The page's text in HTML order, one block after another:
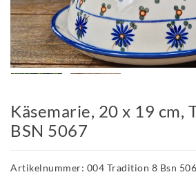
Käsemarie, 20 x 19 cm,
BSN 5067
Artikelnummer: 004 Tradition 8 Bsn